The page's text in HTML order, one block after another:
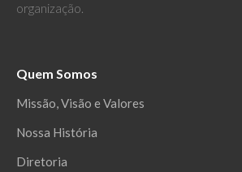
organização.
Quem Somos
Missão, Visão e Valores
Nossa História
Diretoria